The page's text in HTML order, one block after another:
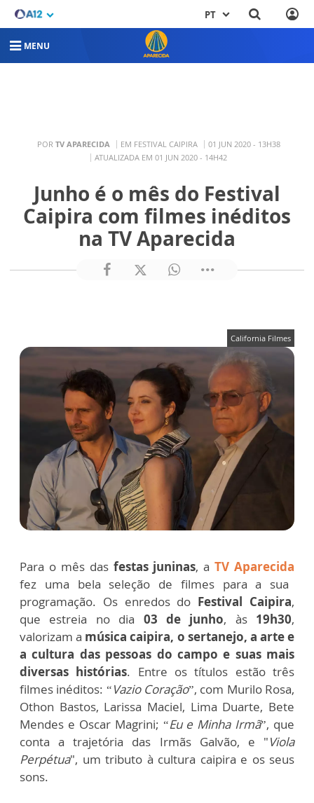
PT
MENU
POR TV APARECIDA EM FESTIVAL CAIPIRA
01 JUN 2020 - 13H38
ATUALIZADA EM 01 JUN 2020 - 14H42
Junho é o mês do Festival
Caipira com filmes inéditos
na TV Aparecida
California Filmes
Para o mês das festas juninas, aTV Aparecida
fez uma bela seleção de filmes para a sua
programação. Os enredos do Festival Caipira,
que estreia no dia 03 de junho, às 19h30,
valorizam a música caipira, o sertanejo, a arte e
a cultura das pessoas do campo e suas mais
diversas histórias. Entre os títulos estão três
filmes inéditos: “Vazio Coração”, com Murilo Rosa,
Othon Bastos, Larissa Maciel, Lima Duarte, Bete
Mendes e Oscar Magrini; “Eu e Minha Irmã”, que
conta a trajetória das Irmãs Galvão, e "Viola
Perpétua", um tributo à cultura caipira e os seus
sons.